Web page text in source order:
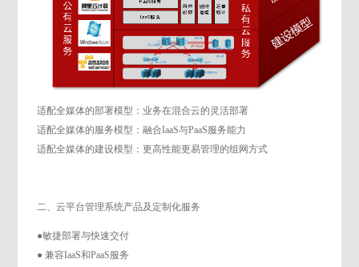
适配全媒体的部署模型：业务在混合云的灵活部署
适配全媒体的服务模型：融合IaaS与PaaS服务能力
适配全媒体的建设模型：更高性能更易管理的组网方式
二、云平台管理系统产品及定制化服务
●敏捷部署与快速交付
● 兼容IaaS和PaaS服务